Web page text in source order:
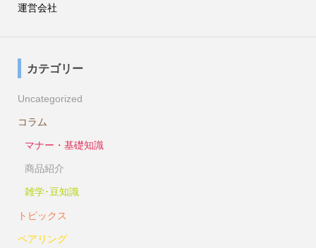
運営会社
カテゴリー
Uncategorized
コラム
マナー・基礎知識
商品紹介
雑学･豆知識
トピックス
ペアリング